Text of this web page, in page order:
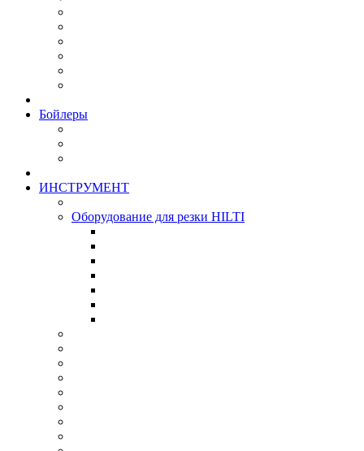
Бойлеры
ИНСТРУМЕНТ
Оборудование для резки HILTI